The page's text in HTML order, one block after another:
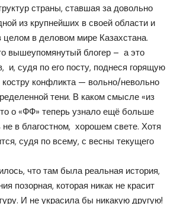
страны, ставшая за довольно
из крупнейших в своей области и
целом в деловом мире Казахстана.
вышеупомянутый блогер – а это
и, судя по его посту, поднеся горящую
костру конфликта — вольно/невольно
тени. В каком смысле «из
о «ФФ» теперь узнало ещё больше
в благостном, хорошем свете. Хотя
судя по всему, с весны текущего
что там была реальная история,
позорная, которая никак не красит
И не украсила бы никакую другую!